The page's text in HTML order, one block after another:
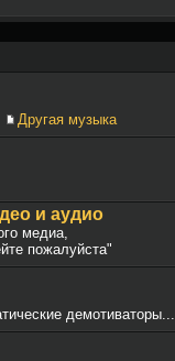
Другая музыка
и аудио
медиа,
пожалуйста"
демотиваторы...